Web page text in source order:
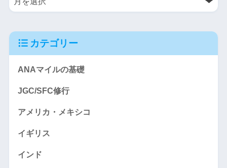
カテゴリー
ANAマイルの基礎
JGC/SFC修行
アメリカ・メキシコ
イギリス
インド